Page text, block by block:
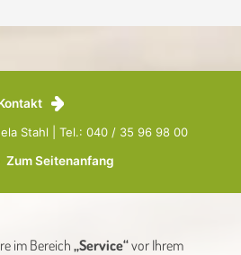
Stahl | Tel.: 040 / 35 96 98 00
Zum Seitenanfang
im Bereich „Service“vor Ihrem